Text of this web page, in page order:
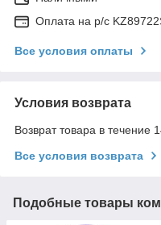
Оплата на р/с
Все условия оплаты
Условия возврата
Возврат товара в течение
Все условия возврата
Подобные товары